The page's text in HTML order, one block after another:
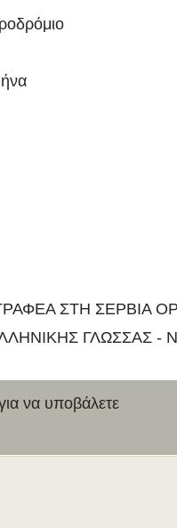
ΣΤΗ ΣΕΡΒΙΑ
ΓΛΩΣΣΑΣ -
να υποβάλετε